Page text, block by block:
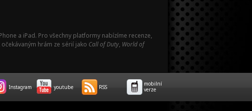
a iPad. Pro všechny platformy nabízíme recenze,
hrám ze sérií jako Call of Duty, World of
Instagram youtube RSS
mobilní
verze